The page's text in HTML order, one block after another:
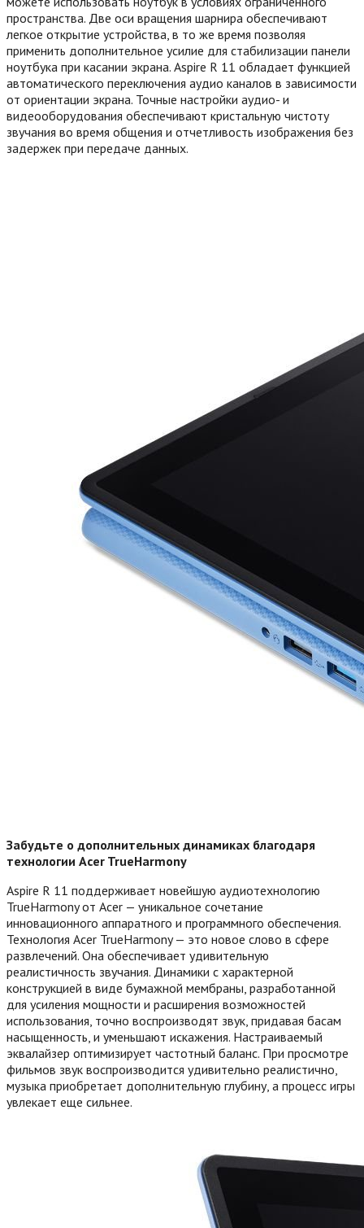
пространства. Две оси вращения шарнира обеспечивают
легкое открытие устройства, в то же время позволяя
применить дополнительное усилие для стабилизации панели
ноутбука при касании экрана. Aspire R 11 обладает функцией
автоматического переключения аудио каналов в зависимости
от ориентации экрана. Точные настройки аудио- и
видеооборудования обеспечивают кристальную чистоту
звучания во время общения и отчетливость изображения без
задержек при передаче данных.
Забудьте о дополнительных динамиках благодаря
технологии Acer TrueHarmony
Aspire R 11 поддерживает новейшую аудиотехнологию
TrueHarmony от Acer — уникальное сочетание
инновационного аппаратного и программного обеспечения.
Технология Acer TrueHarmony — это новое слово в сфере
развлечений. Она обеспечивает удивительную
реалистичность звучания. Динамики с характерной
конструкцией в виде бумажной мембраны, разработанной
для усиления мощности и расширения возможностей
использования, точно воспроизводят звук, придавая басам
насыщенность, и уменьшают искажения. Настраиваемый
эквалайзер оптимизирует частотный баланс. При просмотре
фильмов звук воспроизводится удивительно реалистично,
музыка приобретает дополнительную глубину, а процесс игры
увлекает еще сильнее.